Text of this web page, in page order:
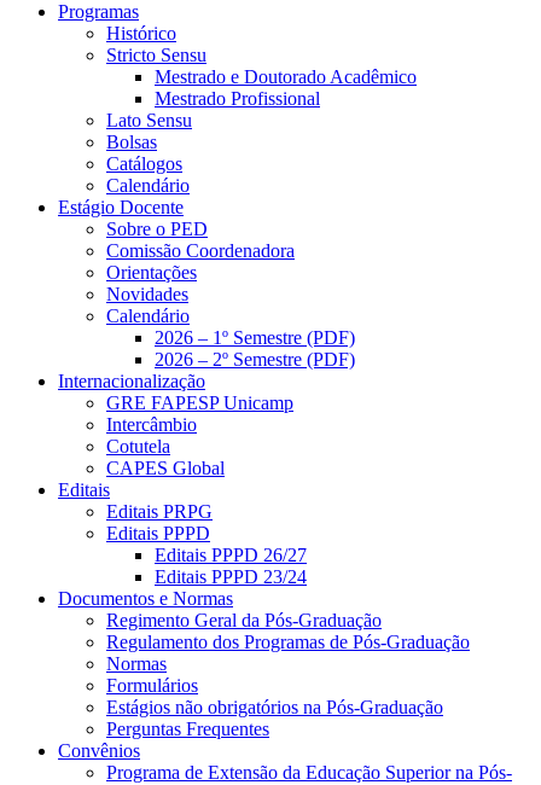
Programas
Histórico
Stricto Sensu
Mestrado e Doutorado Acadêmico
Mestrado Profissional
Lato Sensu
Bolsas
Catálogos
Calendário
Estágio Docente
Sobre o PED
Comissão Coordenadora
Orientações
Novidades
Calendário
2026 – 1º Semestre (PDF)
2026 – 2º Semestre (PDF)
Internacionalização
GRE FAPESP Unicamp
Intercâmbio
Cotutela
CAPES Global
Editais
Editais PRPG
Editais PPPD
Editais PPPD 26/27
Editais PPPD 23/24
Documentos e Normas
Regimento Geral da Pós-Graduação
Regulamento dos Programas de Pós-Graduação
Normas
Formulários
Estágios não obrigatórios na Pós-Graduação
Perguntas Frequentes
Convênios
Programa de Extensão da Educação Superior na Pós-